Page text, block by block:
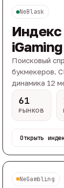
NeBlask
Индекс
iGaming
Поисковый
букмекеров.
динамика 12
61
РЫНКОВ
Открыть
NeGambling